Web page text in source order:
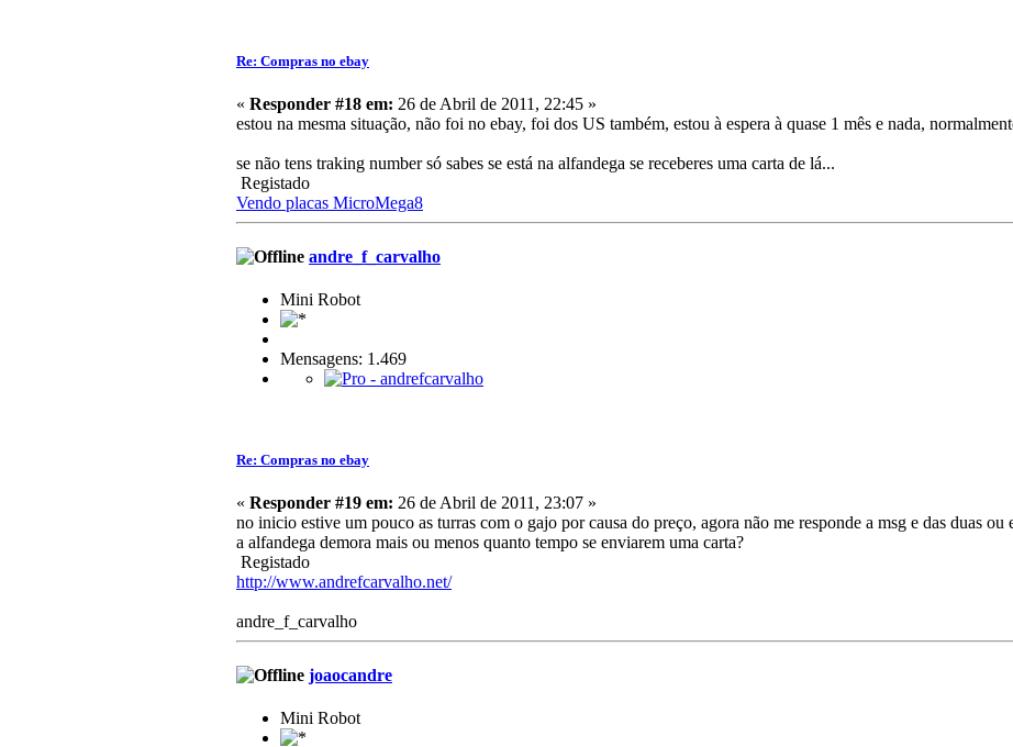
Re: Compras no ebay
« Responder #18 em: 26 de Abril de 2011, 22:45 »
estou na mesma situação, não foi no ebay, foi dos US também, estou à espera à quase 1 mês e nada,
se não tens traking number só sabes se está na alfandega se receberes uma carta de lá...
Registado
Vendo placas MicroMega8
andre_f_carvalho
Mini Robot
Mensagens: 1.469
Re: Compras no ebay
« Responder #19 em: 26 de Abril de 2011, 23:07 »
no inicio estive um pouco as turras com o gajo por causa do preço, agora não me responde a msg e das duas
a alfandega demora mais ou menos quanto tempo se enviarem uma carta?
Registado
http://www.andrefcarvalho.net/
andre_f_carvalho
joaocandre
Mini Robot